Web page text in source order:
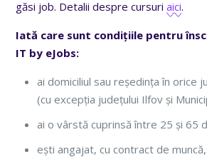
găsi job. Detalii despre cursuriaici.
Iată care sunt condițiile pentru
IT by eJobs:
ai domiciliul sau reședința în orice
(cu excepția județului Ilfov și
ai o vârstă cuprinsă între 25 și 65
ești angajat, cu contract de